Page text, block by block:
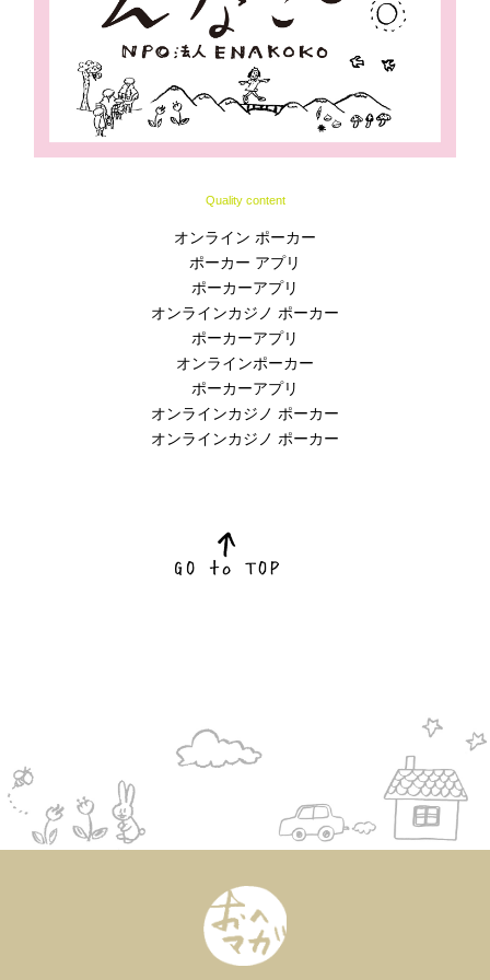
Quality content
オンライン ポーカー
ポーカー アプリ
ポーカーアプリ
オンラインカジノ ポーカー
ポーカーアプリ
オンラインポーカー
ポーカーアプリ
オンラインカジノ ポーカー
オンラインカジノ ポーカー